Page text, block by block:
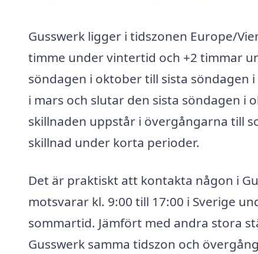
Gusswerk ligger i tidszonen Europe/
timme under vintertid och +2 timmar
söndagen i oktober till sista söndagen
i mars och slutar den sista söndagen i
skillnaden uppstår i övergångarna till
skillnad under korta perioder.
Det är praktiskt att kontakta någon i
motsvarar kl. 9:00 till 17:00 i Sverige
sommartid. Jämfört med andra stora
Gusswerk samma tidszon och